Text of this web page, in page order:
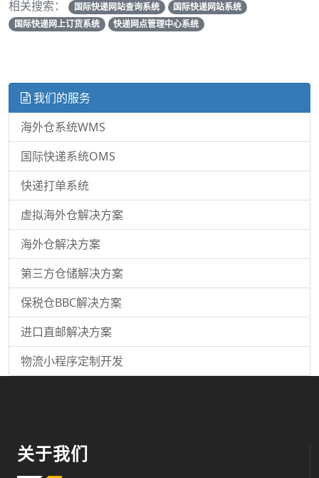
相关搜索： 国际快递网站查询系统
国际快递网站系统
国际快递网上订货系统
快递网点管理中心系统
我们的服务
海外仓系统WMS
国际快递系统OMS
快递打单系统
虚拟海外仓解决方案
海外仓解决方案
第三方仓储解决方案
保税仓BBC解决方案
进口直邮解决方案
物流小程序定制开发
关于我们